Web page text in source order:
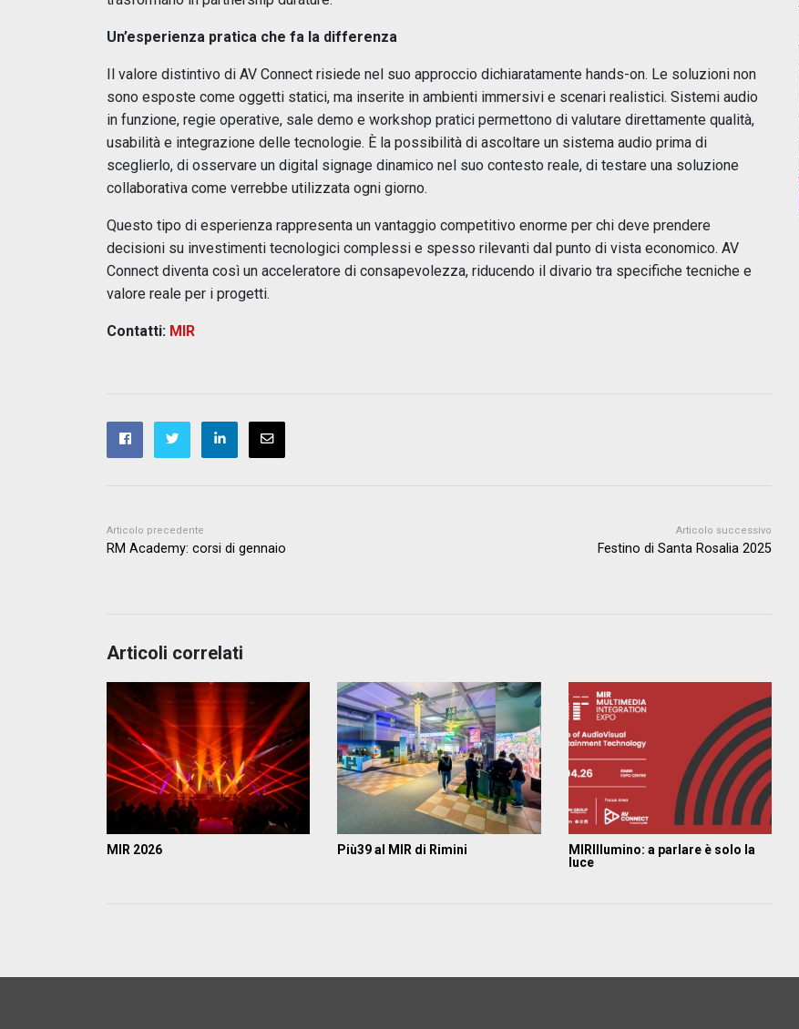
Un’esperienza pratica che fa la differenza
Il valore distintivo di AV Connect risiede nel suo approccio dichiaratamente hands-on. Le soluzioni non
sono esposte come oggetti statici, ma inserite in ambienti immersivi e scenari realistici. Sistemi audio
in funzione, regie operative, sale demo e workshop pratici permettono di valutare direttamente qualità,
usabilità e integrazione delle tecnologie. È la possibilità di ascoltare un sistema audio prima di
sceglierlo, di osservare un digital signage dinamico nel suo contesto reale, di testare una soluzione
collaborativa come verrebbe utilizzata ogni giorno.
Questo tipo di esperienza rappresenta un vantaggio competitivo enorme per chi deve prendere
decisioni su investimenti tecnologici complessi e spesso rilevanti dal punto di vista economico. AV
Connect diventa così un acceleratore di consapevolezza, riducendo il divario tra specifiche tecniche e
valore reale per i progetti.
Contatti: MIR
Articolo precedente
RM Academy: corsi di gennaio
Articolo successivo
Festino di Santa Rosalia 2025
Articoli correlati
MIR 2026 Più39 al MIR di Rimini
MIRIllumino: a parlare è solo la
luce